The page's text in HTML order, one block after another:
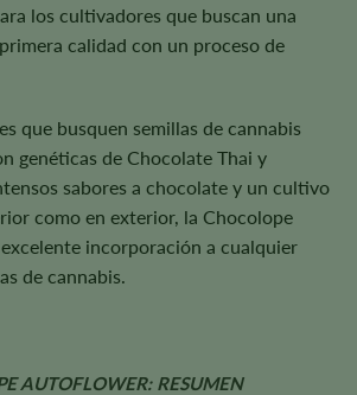
los cultivadores que buscan una
calidad con un proceso de
que busquen semillas de cannabis
genéticas de Chocolate Thai y
sabores a chocolate y un cultivo
como en exterior, la Chocolope
incorporación a cualquier
de cannabis.
AUTOFLOWER: RESUMEN